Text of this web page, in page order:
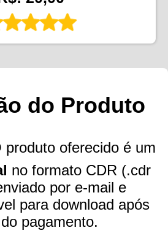
do Produto
produto oferecido é um
no formato CDR (.cdr
por e-mail e
para download após
pagamento.